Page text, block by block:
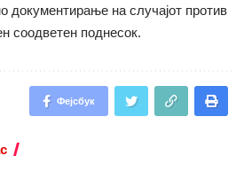
документирање на случајот против
соодветен поднесок.
Фејсбук